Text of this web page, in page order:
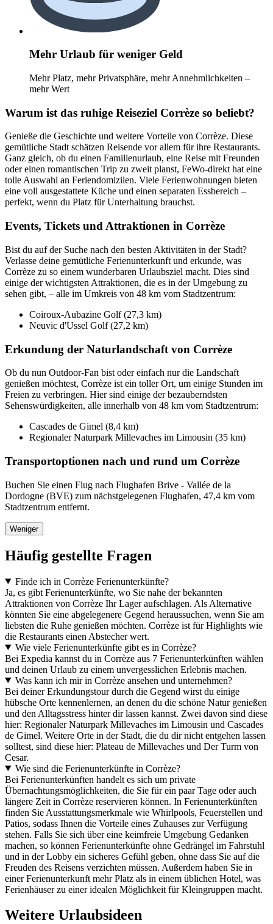
Mehr Urlaub für weniger Geld
Mehr Platz, mehr Privatsphäre, mehr Annehmlichkeiten –
mehr Wert
Warum ist das ruhige Reiseziel Corrèze so beliebt?
Genieße die Geschichte und weitere Vorteile von Corrèze. Diese
gemütliche Stadt schätzen Reisende vor allem für ihre Restaurants.
Ganz gleich, ob du einen Familienurlaub, eine Reise mit Freunden
oder einen romantischen Trip zu zweit planst, FeWo-direkt hat eine
tolle Auswahl an Feriendomizilen. Viele Ferienwohnungen bieten
eine voll ausgestattete Küche und einen separaten Essbereich –
perfekt, wenn du Platz für Unterhaltung brauchst.
Events, Tickets und Attraktionen in Corrèze
Bist du auf der Suche nach den besten Aktivitäten in der Stadt?
Verlasse deine gemütliche Ferienunterkunft und erkunde, was
Corrèze zu so einem wunderbaren Urlaubsziel macht. Dies sind
einige der wichtigsten Attraktionen, die es in der Umgebung zu
sehen gibt, – alle im Umkreis von 48 km vom Stadtzentrum:
Coiroux-Aubazine Golf (27,3 km)
Neuvic d'Ussel Golf (27,2 km)
Erkundung der Naturlandschaft von Corrèze
Ob du nun Outdoor-Fan bist oder einfach nur die Landschaft
genießen möchtest, Corrèze ist ein toller Ort, um einige Stunden im
Freien zu verbringen. Hier sind einige der bezauberndsten
Sehenswürdigkeiten, alle innerhalb von 48 km vom Stadtzentrum:
Cascades de Gimel (8,4 km)
Regionaler Naturpark Millevaches im Limousin (35 km)
Transportoptionen nach und rund um Corrèze
Buchen Sie einen Flug nach Flughafen Brive - Vallée de la
Dordogne (BVE) zum nächstgelegenen Flughafen, 47,4 km vom
Stadtzentrum entfernt.
Weniger
Häufig gestellte Fragen
Finde ich in Corrèze Ferienunterkünfte?
Ja, es gibt Ferienunterkünfte, wo Sie nahe der bekannten
Attraktionen von Corrèze Ihr Lager aufschlagen. Als Alternative
könnten Sie eine abgelegenere Gegend heraussuchen, wenn Sie am
liebsten die Ruhe genießen möchten. Corrèze ist für Highlights wie
die Restaurants einen Abstecher wert.
Wie viele Ferienunterkünfte gibt es in Corrèze?
Bei Expedia kannst du in Corrèze aus 7 Ferienunterkünften wählen
und deinen Urlaub zu einem unvergesslichen Erlebnis machen.
Was kann ich mir in Corrèze ansehen und unternehmen?
Bei deiner Erkundungstour durch die Gegend wirst du einige
hübsche Orte kennenlernen, an denen du die schöne Natur genießen
und den Alltagsstress hinter dir lassen kannst. Zwei davon sind diese
hier: Regionaler Naturpark Millevaches im Limousin und Cascades
de Gimel. Weitere Orte in der Stadt, die du dir nicht entgehen lassen
solltest, sind diese hier: Plateau de Millevaches und Der Turm von
Cesar.
Wie sind die Ferienunterkünfte in Corrèze?
Bei Ferienunterkünften handelt es sich um private
Übernachtungsmöglichkeiten, die Sie für ein paar Tage oder auch
längere Zeit in Corrèze reservieren können. In Ferienunterkünften
finden Sie Ausstattungsmerkmale wie Whirlpools, Feuerstellen und
Patios, sodass Ihnen die Vorteile eines Zuhauses zur Verfügung
stehen. Falls Sie sich über eine keimfreie Umgebung Gedanken
machen, so können Ferienunterkünfte ohne Gedrängel im Fahrstuhl
und in der Lobby ein sicheres Gefühl geben, ohne dass Sie auf die
Freuden des Reisens verzichten müssen. Außerdem haben Sie in
einer Ferienunterkunft mehr Platz als in einem üblichen Hotel, was
Ferienhäuser zu einer idealen Möglichkeit für Kleingruppen macht.
Weitere Urlaubsideen